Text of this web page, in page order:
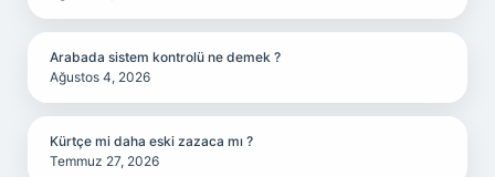
Arabada sistem kontrolü ne demek ?
Ağustos 4, 2026
Kürtçe mi daha eski zazaca mı ?
Temmuz 27, 2026